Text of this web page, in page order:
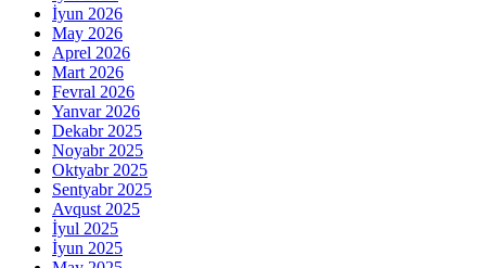
İyun 2026
May 2026
Aprel 2026
Mart 2026
Fevral 2026
Yanvar 2026
Dekabr 2025
Noyabr 2025
Oktyabr 2025
Sentyabr 2025
Avqust 2025
İyul 2025
İyun 2025